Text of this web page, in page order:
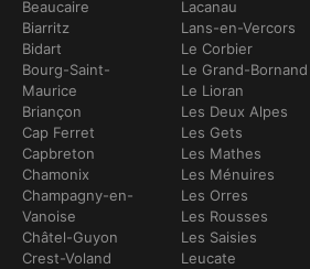
Beaucaire
Biarritz
Bidart
Bourg-Saint-
Maurice
Briançon
Cap Ferret
Capbreton
Chamonix
Champagny-en-
Vanoise
Châtel-Guyon
Crest-Voland
Lacanau
Lans-en-Vercors
Le Corbier
Le Grand-Bornand
Le Lioran
Les Deux Alpes
Les Gets
Les Mathes
Les Ménuires
Les Orres
Les Rousses
Les Saisies
Leucate